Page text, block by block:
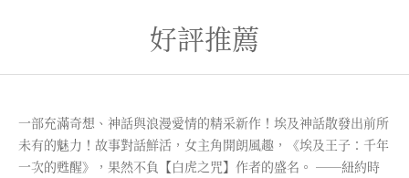
好評推薦
一部充滿奇想、神話與浪漫愛情的精采新作！埃及神話散發出前所
未有的魅力！故事對話鮮活，女主角開朗風趣，《埃及王子：千年
一次的甦醒》，果然不負【白虎之咒】作者的盛名。 ──紐約時